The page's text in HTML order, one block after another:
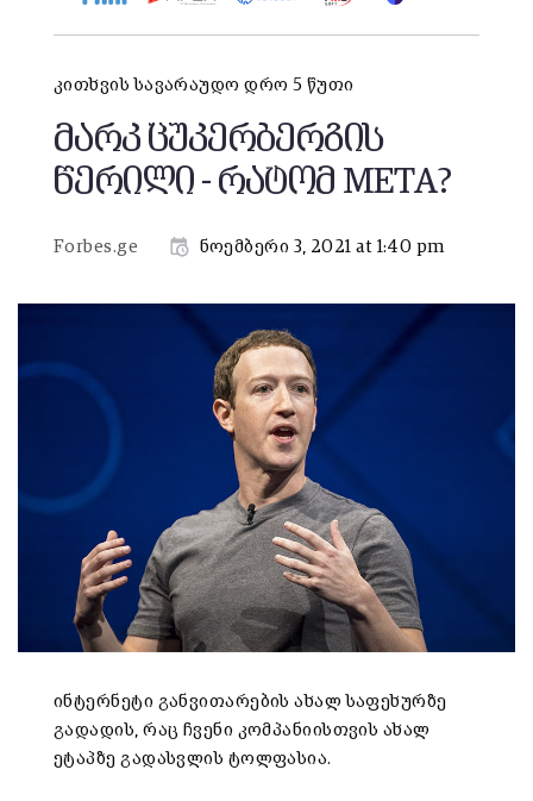
კითხვის სავარაუდო დრო 5 წუთი
მარკ ცუკერბერგის
წერილი - რატომ META?
Forbes.ge ნოემბერი 3, 2021 at 1:40 pm
ინტერნეტი განვითარების ახალ საფეხურზე
გადადის, რაც ჩვენი კომპანიისთვის ახალ
ეტაპზე გადასვლის ტოლფასია.